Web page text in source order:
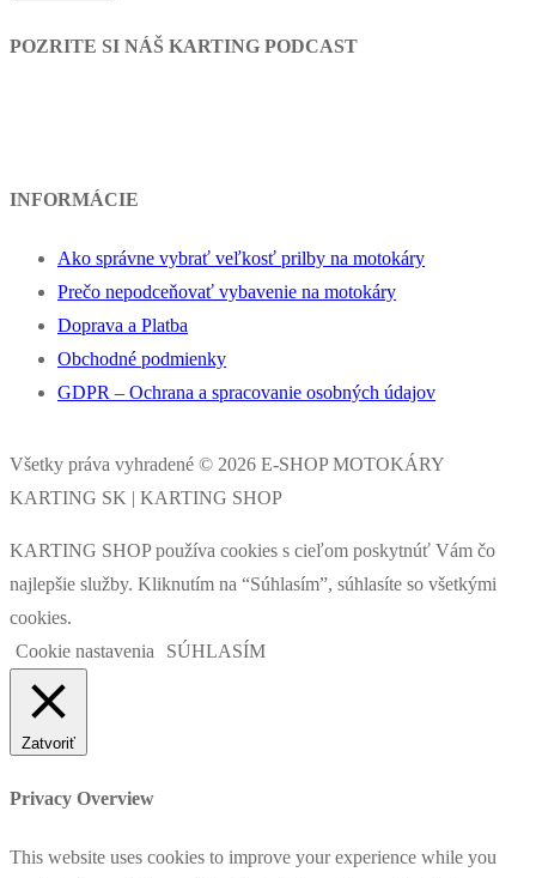
POZRITE SI NÁŠ KARTING PODCAST
INFORMÁCIE
Ako správne vybrať veľkosť prilby na motokáry
Prečo nepodceňovať vybavenie na motokáry
Doprava a Platba
Obchodné podmienky
GDPR – Ochrana a spracovanie osobných údajov
Všetky práva vyhradené © 2026 E-SHOP MOTOKÁRY
KARTING SK | KARTING SHOP
KARTING SHOP používa cookies s cieľom poskytnúť Vám čo
najlepšie služby. Kliknutím na “Súhlasím”, súhlasíte so všetkými
cookies.
Cookie nastavenia
SÚHLASÍM
Zatvoriť
Privacy Overview
This website uses cookies to improve your experience while you